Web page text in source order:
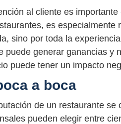
al cliente es
es especialmente
sino por toda la
puede generar ganancias y
puede tener un impacto
a boca
de un restaurante
pueden elegir entre